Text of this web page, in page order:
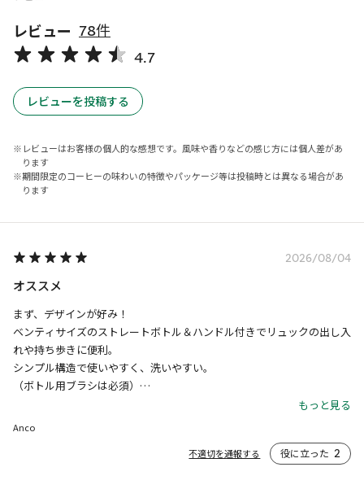
レビュー 78件
4.7
レビューを投稿する
レビューはお客様の個人的な感想です。風味や香りなどの感じ方には個人差があ
ります
期間限定のコーヒーの味わいの特徴やパッケージ等は投稿時とは異なる場合があ
ります
2026/08/04
オススメ
まず、デザインが好み！
ベンティサイズのストレートボトル＆ハンドル付きでリュックの出し入
れや持ち歩きに便利。
シンプル構造で使いやすく、洗いやすい。
（ボトル用ブラシは必須）
過去イチのヒットでコレばかり使うようになりました。
もっと見る
Anco
不適切を通報する 役に立った 2